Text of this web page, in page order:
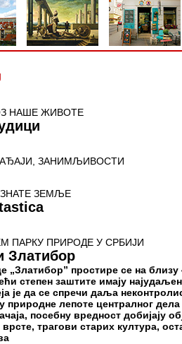
НАШЕ ЖИВОТЕ
ЗАНИМЉИВОСТИ
ЗЕМЉЕ
ПАРКУ ПРИРОДЕ У СРБИЈИ
Златибор
„Златибор” простире се на близу
степен заштите имају
је да се спречи даља
природне лепоте централног
посебну вредност добијају
трагови старих култура,